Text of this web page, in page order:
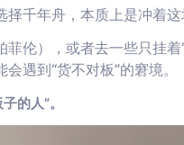
千年舟，本质上是冲着这
伦），或者去一些只挂着
遇到“货不对板”的窘境。
的人”。